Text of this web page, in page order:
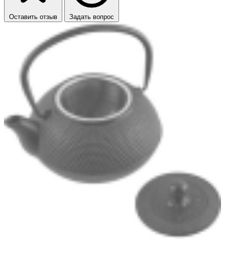
Оставить отзыв Задать вопрос